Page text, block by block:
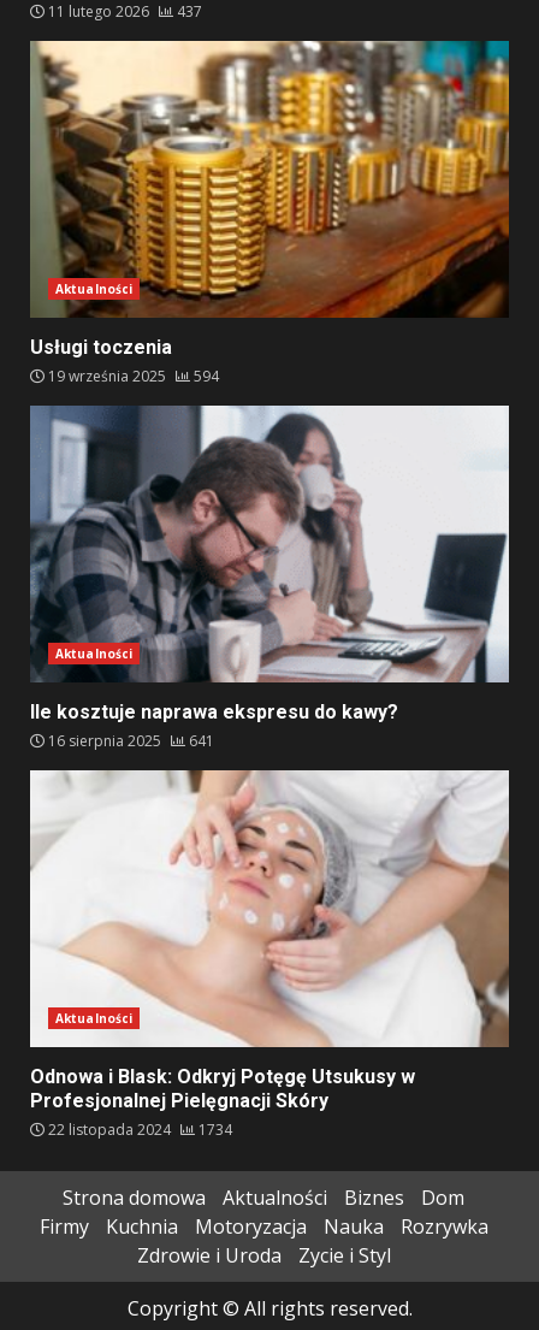
11 lutego 2026 437
Aktualności
Usługi toczenia
19 września 2025 594
Aktualności
Ile kosztuje naprawa ekspresu do kawy?
16 sierpnia 2025 641
Aktualności
Odnowa i Blask: Odkryj Potęgę Utsukusy w
Profesjonalnej Pielęgnacji Skóry
22 listopada 2024 1734
Strona domowa Aktualności Biznes
Dom
Firmy
Kuchnia Motoryzacja Nauka
Rozrywka
Zdrowie i Uroda
Zycie i Styl
Copyright © All rights reserved.